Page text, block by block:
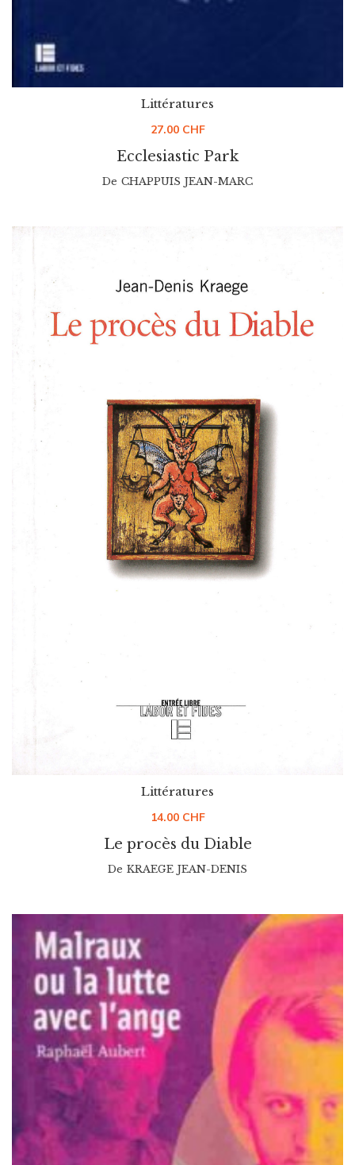
Ecclesiastic Park
Littératures
27.00 CHF
De CHAPPUIS JEAN-MARC
Le procès du Diable
Littératures
14.00 CHF
De KRAEGE JEAN-DENIS